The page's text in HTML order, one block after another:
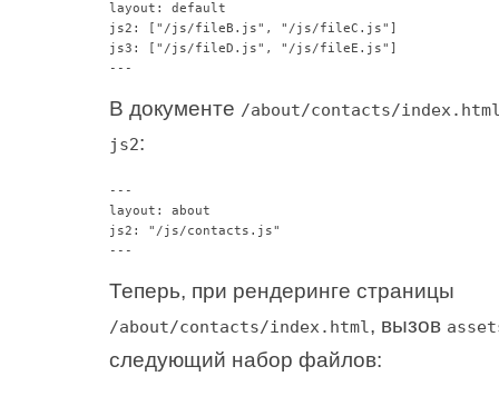
layout: default
js2: ["/js/fileB.js", "/js/fileC.js"]
js3: ["/js/fileD.js", "/js/fileE.js"]
В документе /about/contacts/
js2:
---
layout: about
js2: "/js/contacts.js"
Теперь, при рендеринге страницы
/about/contacts/index.html, вызов
следующий набор файлов: